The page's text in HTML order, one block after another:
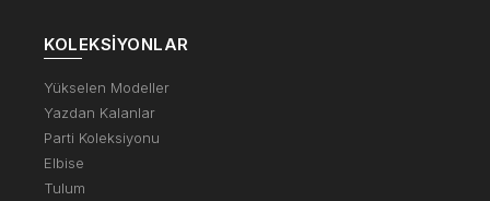
KOLEKSIYONLAR
Yükselen Modeller
Yazdan Kalanlar
Parti Koleksiyonu
Elbise
Tulum